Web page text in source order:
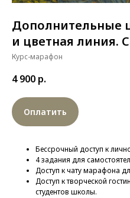
Дополнительные
и цветная линия.
Курс-марафон
4 900 р.
Оплатить
Бессрочный доступ к
4 задания для
Доступ к чату марафона
Доступ к творческой
студентов школы.